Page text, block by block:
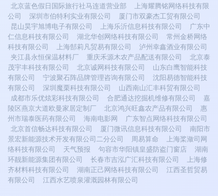
北京蓝色假日国际旅行社马连道营业部
上海耀腾铭网络科技有限
公司
深圳市伯特利实业有限公司
厦门市双豪杰工贸有限公司
昆山昊宇旭博电子有限公司
上海乐沂信息科技有限公司
广东中
仁信息科技有限公司
湖北华创网络科技有限公司
常州金桥网络
科技有限公司
上海郜莉凡贸易有限公司
泸州幸鑫酒业有限公司
夹江县永恒保温材料厂
重庆禾源木农产品配送有限公司
北京泰
茂宇丰科技有限公司
北京诚网科技有限公司
山东白鹰智能科技
有限公司
宁波聚石阵品牌管理咨询有限公司
沈阳易德智能科技
有限公司
深圳魔栗科技有限公司
山西南山汇丰科贸有限公司
成都市乐优炫彩科技有限公司
合肥通达挖掘机维修有限公司
嘉
陵区燕京大道欧曼家居定制厂
北京鸿兴旺鑫农产品有限公司
惠
州市瑞泰医药有限公司
海南电影网
广东智点网络科技有限公司
北京首信畅达科技有限公司
厦门微讯信息科技有限公司
南阳市
景宏新能源技术开发有限公司二分公司
周易算命
上海桨潋司网
络科技有限公司
天气预报 句容市华阳镇皇盛防盗门窗店
湖南
环靓新能源集团有限公司
长春市吉泓广汇科技有限公司
上海修
齐材料科技有限公司
湖南正己网络科技有限公司
江西圣哲贸易
有限公司
江西水艺喷泉灌溉园林有限公司